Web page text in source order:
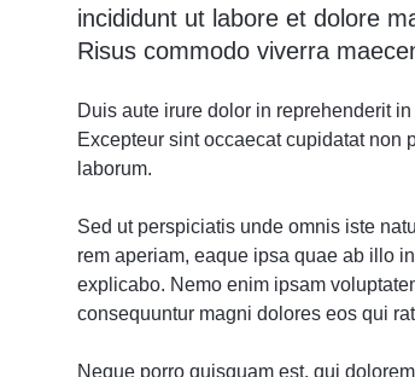
incididunt ut labore et dolore
Risus commodo viverra
Duis aute irure dolor in reprehenderit
Excepteur sint occaecat cupidatat non
laborum.
Sed ut perspiciatis unde omnis iste
rem aperiam, eaque ipsa quae ab illo
explicabo. Nemo enim ipsam
consequuntur magni dolores eos qui
Neque porro quisquam est, qui